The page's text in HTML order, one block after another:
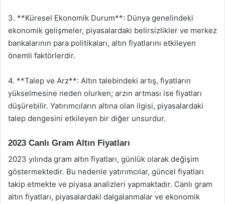
3. **Küresel Ekonomik Durum**: Dünya genelindeki
ekonomik gelişmeler, piyasalardaki belirsizlikler ve merkez
bankalarının para politikaları, altın fiyatlarını etkileyen
önemli faktörlerdir.
4. **Talep ve Arz**: Altın talebindeki artış, fiyatların
yükselmesine neden olurken; arzın artması ise fiyatları
düşürebilir. Yatırımcıların altına olan ilgisi, piyasalardaki
talep dengesini etkileyen bir diğer unsurdur.
2023 Canlı Gram Altın Fiyatları
2023 yılında gram altın fiyatları, günlük olarak değişim
göstermektedir. Bu nedenle yatırımcılar, güncel fiyatları
takip etmekte ve piyasa analizleri yapmaktadır. Canlı gram
altın fiyatları, piyasalardaki dalgalanmalar ve ekonomik